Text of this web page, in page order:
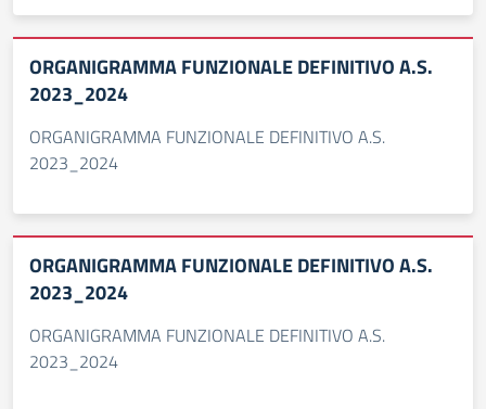
ORGANIGRAMMA FUNZIONALE DEFINITIVO A.S.
2023_2024
ORGANIGRAMMA FUNZIONALE DEFINITIVO A.S.
2023_2024
ORGANIGRAMMA FUNZIONALE DEFINITIVO A.S.
2023_2024
ORGANIGRAMMA FUNZIONALE DEFINITIVO A.S.
2023_2024